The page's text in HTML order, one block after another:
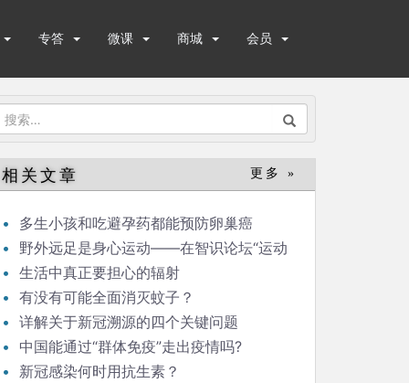
专答 微课 商城 会员
搜
：
相关文章 更多 »
多生小孩和吃避孕药都能预防卵巢癌
野外远足是身心运动——在智识论坛“运动
与健康”的发言
生活中真正要担心的辐射
有没有可能全面消灭蚊子？
详解关于新冠溯源的四个关键问题
中国能通过“群体免疫”走出疫情吗?
新冠感染何时用抗生素？